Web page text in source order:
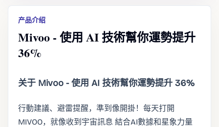
产品介绍
Mivoo - 使用 AI 技術幫你運勢提升
36%
关于 Mivoo - 使用 AI 技術幫你運勢提升 36%
行動建議、避雷提醒，準到像開掛！每天打開
MIVOO，就像收到宇宙訊息 結合AI數據和星象力量